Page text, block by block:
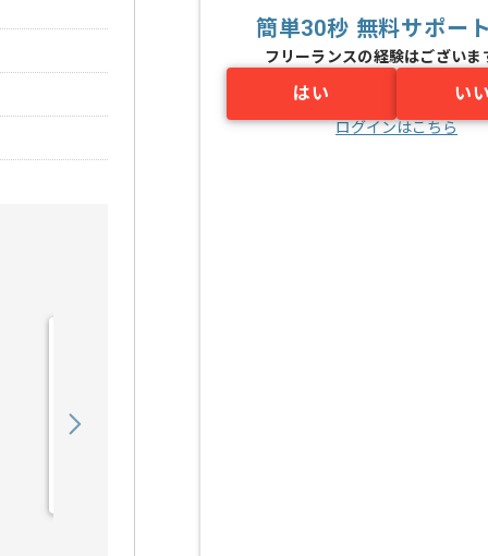
簡単30秒 無料サポー
フリーランスの経験はございま
はい い
ログインはこちら